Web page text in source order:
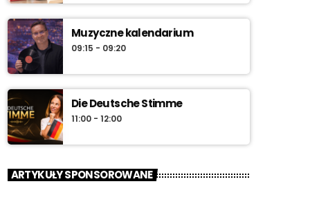
Muzyczne kalendarium
09:15 - 09:20
Die Deutsche Stimme
11:00 - 12:00
ARTYKUŁY SPONSOROWANE